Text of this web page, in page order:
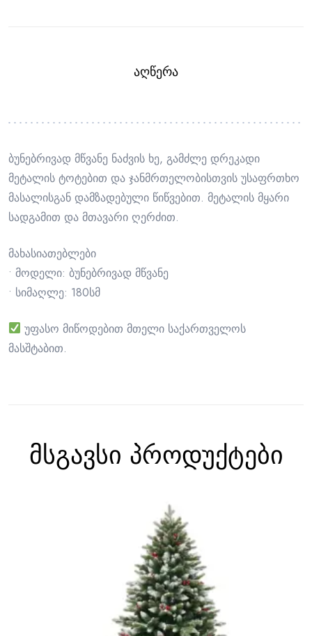
ᲐᲦᲬᲔᲠᲐ
ბუნებრივად მწვანე ნაძვის ხე, გამძლე დრეკადი
მეტალის ტოტებით და ჯანმრთელობისთვის უსაფრთხო
მასალისგან დამზადებული წიწვებით. მეტალის მყარი
სადგამით და მთავარი ღერძით.
მახასიათებლები
• მოდელი: ბუნებრივად მწვანე
• სიმაღლე: 180სმ
უფასო მიწოდებით მთელი საქართველოს
მასშტაბით.
მსგავსი პროდუქტები